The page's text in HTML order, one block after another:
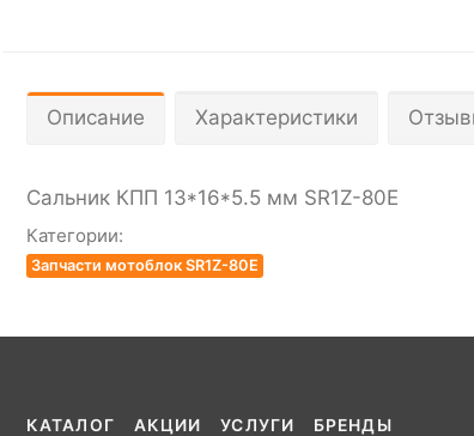
Описание Характеристики
Сальник КПП 13*16*5.5 мм SR1Z-80Е
Категории:
Запчасти мотоблок SR1Z-80E
КАТАЛОГ АКЦИИ УСЛУГИ БРЕНДЫ